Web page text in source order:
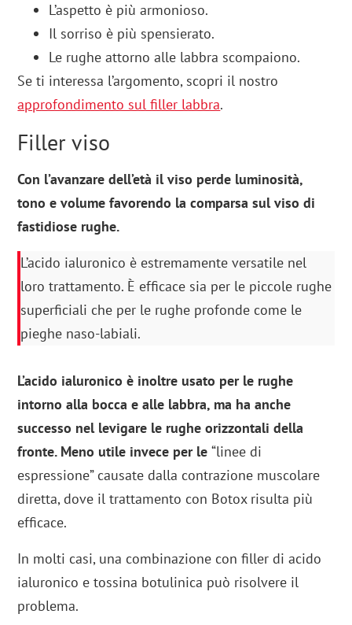
L’aspetto è più armonioso.
Il sorriso è più spensierato.
Le rughe attorno alle labbra scompaiono.
Se ti interessa l’argomento, scopri il nostro
approfondimento sul filler labbra.
Filler viso
Con l’avanzare dell’età il viso perde luminosità,
tono e volume favorendo la comparsa sul viso di
fastidiose rughe.
L’acido ialuronico è estremamente versatile nel
loro trattamento. È efficace sia per le piccole rughe
superficiali che per le rughe profonde come le
pieghe naso-labiali.
L’acido ialuronico è inoltre usato per le rughe
intorno alla bocca e alle labbra, ma ha anche
successo nel levigare le rughe orizzontali della
fronte. Meno utile invece per le“linee di
espressione” causate dalla contrazione muscolare
diretta, dove il trattamento con Botox risulta più
efficace.
In molti casi, una combinazione con filler di acido
ialuronico e tossina botulinica può risolvere il
problema.